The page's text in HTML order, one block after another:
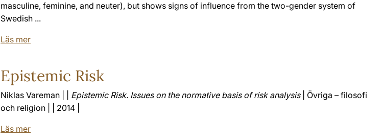
masculine, feminine, and neuter), but shows signs of influence from the two-gender system of
Swedish ...
Läs mer
Epistemic Risk
Niklas Vareman | | Epistemic Risk. Issues on the normative basis of risk analysis| Övriga – filosofi
och religion | | 2014 |
Läs mer